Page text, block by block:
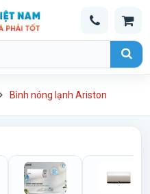
Bình nóng lạnh Ariston